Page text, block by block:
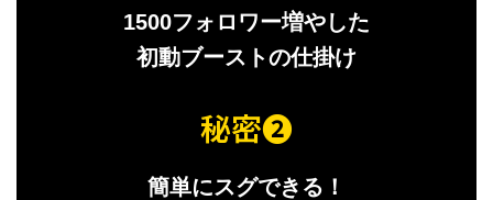
1500フォロワー増やした
初動ブーストの仕掛け
秘密❷
簡単にスグできる！